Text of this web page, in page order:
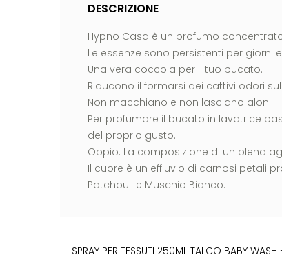
DESCRIZIONE
Hypno Casa è un profumo
Le essenze sono persistenti per giorni
Una vera coccola per il tuo bucato.
Riducono il formarsi dei cattivi odori
Non macchiano e non lasciano aloni.
Per profumare il bucato in lavatrice
del proprio gusto.
Oppio: La composizione di un blend
Il cuore è un effluvio di carnosi petali
Patchouli e Muschio Bianco.
SPRAY PER TESSUTI 250ML TALCO BABY